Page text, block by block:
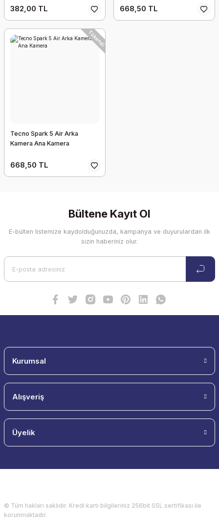
382,00 TL 668,50 TL
Tükendi
Tecno Spark 5 Air Arka
Kamera Ana Kamera
668,50 TL
Bültene Kayıt Ol
E-bülten listemize kaydolduğunuzda, kampanya ve duyurulardan ilk
sizin haberiniz olur.
Kurumsal
Alışveriş
Üyelik
© Tüm hakları saklıdır. Kredi kartı bilgileriniz 256bit SSL sertifikası ile
korunmaktadır.